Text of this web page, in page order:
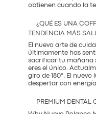
obtienen cuando la
¿QUÉ ES UNA
TENDENCIA MÁS
El nuevo arte de
últimamente has
sacrificar tu mañana
eres el único.
giro de 180°. El nuevo
despertar con
PREMIUM DENTAL